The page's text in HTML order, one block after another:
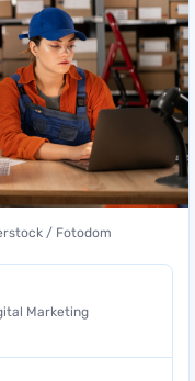
/ Fotodom
Marketing